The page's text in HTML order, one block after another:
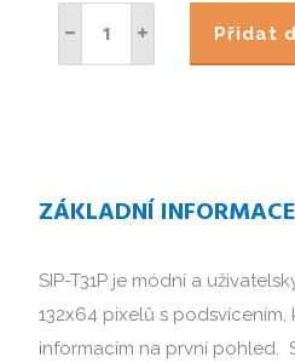
Přidat
ZÁKLADNÍ INFORMACE
SIP-T31P je módní a
132x64 pixelů s
informacím na první pohled.